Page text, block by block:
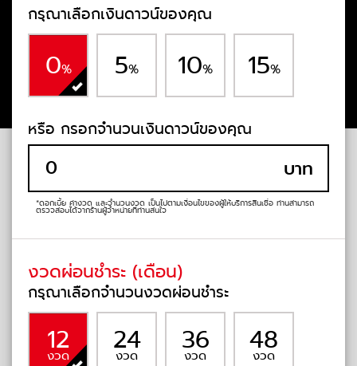
กรุณาเลือกเงินดาวน์ของคุณ
0% 5% 10% 15%
หรือ กรอกจำนวนเงินดาวน์ของคุณ
บาท
*ดอกเบี้ย ค่างวด และจำนวนงวด เป็นไปตามเงื่อนไขของผู้ให้บริการสินเชื่อ ท่านสามารถ
ตรวจสอบได้จากร้านผู้จำหน่ายที่ท่านสนใจ
งวดผ่อนชำระ (เดือน)
กรุณาเลือกจำนวนงวดผ่อนชำระ
12
งวด 24
งวด 36
งวด 48
งวด